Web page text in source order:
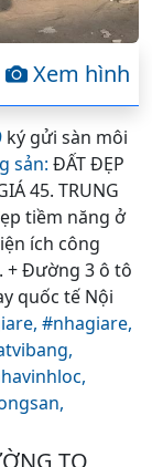
Xem hình
ký gửi sàn môi
sản: ĐẤT ĐẸP
45. TRUNG
tiềm năng ở
ích công
+ Đường 3 ô tô
quốc tế Nội
#nhagiare,
TO